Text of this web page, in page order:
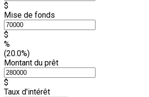
$
Mise de fonds
$
%
(20.0%)
Montant du prêt
$
Taux d'intérêt